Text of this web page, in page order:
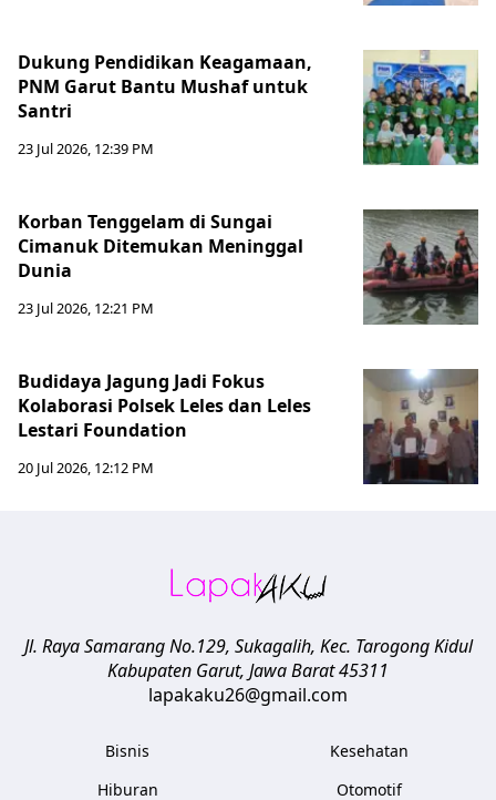
Dukung Pendidikan Keagamaan,
PNM Garut Bantu Mushaf untuk
Santri
23 Jul 2026, 12:39 PM
Korban Tenggelam di Sungai
Cimanuk Ditemukan Meninggal
Dunia
23 Jul 2026, 12:21 PM
Budidaya Jagung Jadi Fokus
Kolaborasi Polsek Leles dan Leles
Lestari Foundation
20 Jul 2026, 12:12 PM
Jl. Raya Samarang No.129, Sukagalih, Kec. Tarogong Kidul
Kabupaten Garut, Jawa Barat45311
lapakaku26@gmail.com
Bisnis
Hiburan
Kesehatan
Otomotif